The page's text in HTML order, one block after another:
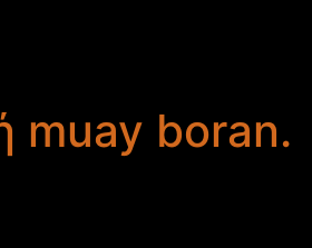
muay boran.